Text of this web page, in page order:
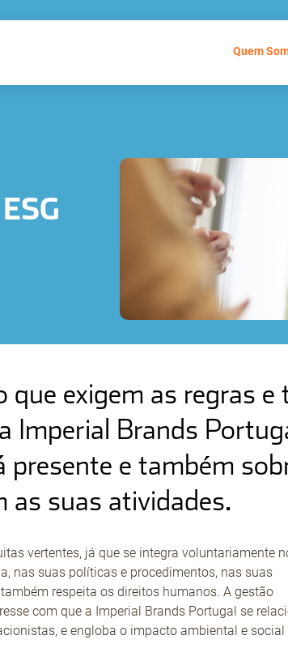
Quem
que exigem as regras
Imperial Brands
presente e também
as suas atividades.
vertentes, já que se integra voluntariamente
nas suas políticas e procedimentos, nas suas
respeita os direitos humanos. A gestão
com que a Imperial Brands Portugal se
e engloba o impacto ambiental e social